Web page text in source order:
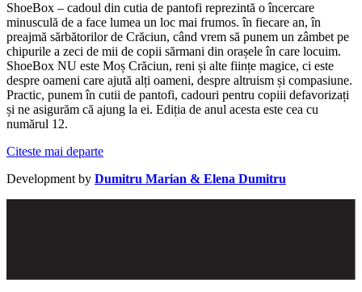
ShoeBox – cadoul din cutia de pantofi reprezintă o încercare
minusculă de a face lumea un loc mai frumos. în fiecare an, în
preajmă sărbătorilor de Crăciun, când vrem să punem un zâmbet pe
chipurile a zeci de mii de copii sărmani din orașele în care locuim.
ShoeBox NU este Moș Crăciun, reni și alte ființe magice, ci este
despre oameni care ajută alți oameni, despre altruism și compasiune.
Practic, punem în cutii de pantofi, cadouri pentru copiii defavorizați
și ne asigurăm că ajung la ei. Ediția de anul acesta este cea cu
numărul 12.
Citeste mai departe
Development by Dumitru Marian & Elena Dumitru